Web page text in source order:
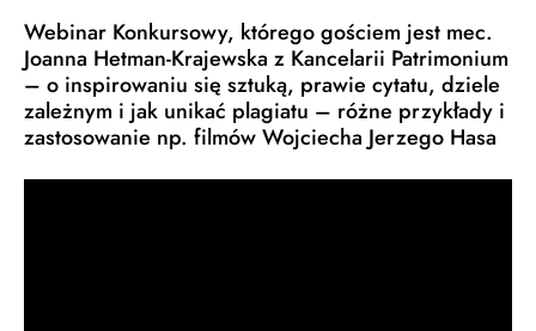
Webinar Konkursowy, którego gościem jest mec.
Joanna Hetman-Krajewska z Kancelarii Patrimonium
– o inspirowaniu się sztuką, prawie cytatu, dziele
zależnym i jak unikać plagiatu – różne przykłady i
zastosowanie np. filmów Wojciecha Jerzego Hasa